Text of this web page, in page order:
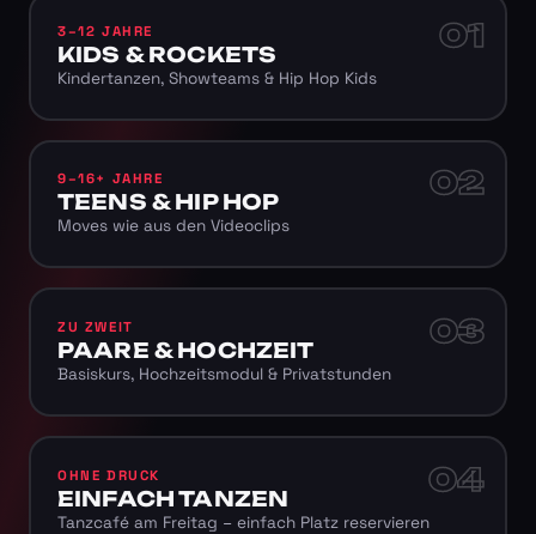
01
3–12 JAHRE
KIDS & ROCKETS
Kindertanzen, Showteams & Hip Hop Kids
02
9–16+ JAHRE
TEENS & HIP HOP
Moves wie aus den Videoclips
03
ZU ZWEIT
PAARE & HOCHZEIT
Basiskurs, Hochzeitsmodul & Privatstunden
04
OHNE DRUCK
EINFACH TANZEN
Tanzcafé am Freitag – einfach Platz reservieren